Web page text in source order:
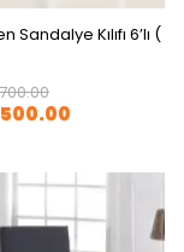
Sandalye Kılıfı 6’lı (